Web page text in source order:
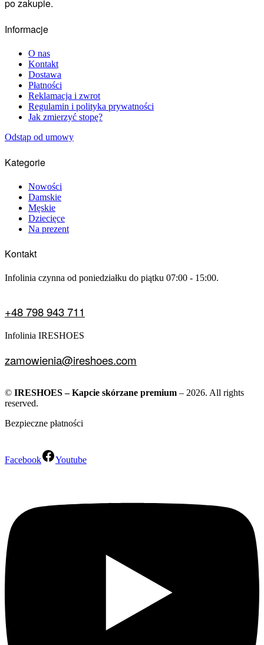
po zakupie.
Informacje
O nas
Kontakt
Dostawa
Płatności
Reklamacja i zwrot
Regulamin i polityka prywatności
Jak zmierzyć stopę?
Odstąp od umowy
Kategorie
Nowości
Damskie
Męskie
Dziecięce
Na prezent
Kontakt
Infolinia czynna od poniedziałku do piątku 07:00 - 15:00.
+48 798 943 711
Infolinia IRESHOES
zamowienia@ireshoes.com
© IRESHOES – Kapcie skórzane premium – 2026. All rights
reserved.
Bezpieczne płatności
Facebook Youtube